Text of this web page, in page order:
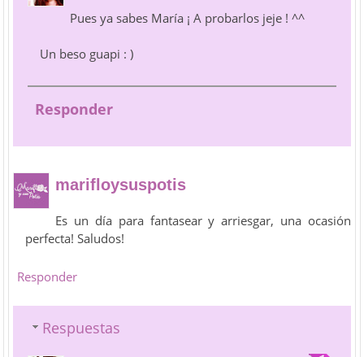
Pues ya sabes María ¡ A probarlos jeje ! ^^
Un beso guapi : )
Responder
marifloysuspotis
Es un día para fantasear y arriesgar, una ocasión
perfecta! Saludos!
Responder
Respuestas